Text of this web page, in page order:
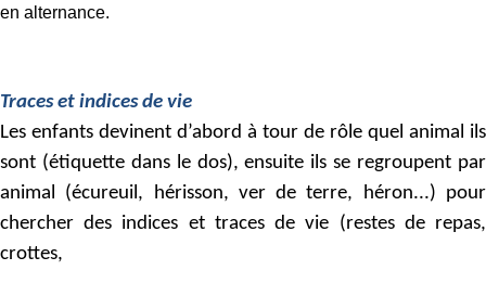
s
l
o
en alternance.
Traces et indices de vie
Les enfants devinent d’abord à tour de rôle quel animal ils
sont (étiquette dans le dos), ensuite ils se regroupent par
animal (écureuil, hérisson, ver de terre, héron...) pour
chercher des indices et traces de vie (restes de repas,
crottes,